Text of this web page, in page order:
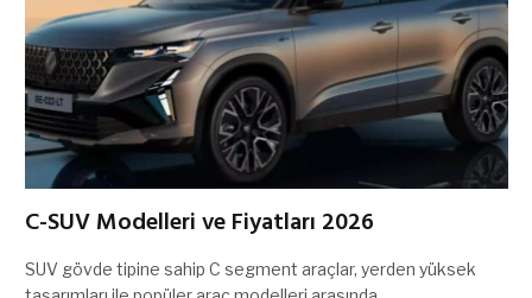
C-SUV Modelleri ve Fiyatları 2026
SUV gövde tipine sahip C segment araçlar, yerden yüksek